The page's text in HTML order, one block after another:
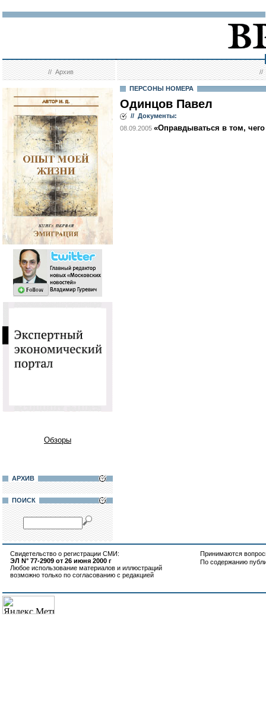
//Архив //
Обзоры
АРХИВ
ПОИСК
ПЕРСОНЫ НОМЕРА
Одинцов Павел
// Документы:
08.09.2005 «Оправдываться в том, чего
Свидетельство о регистрации СМИ:
ЭЛ N° 77-2909 от 26 июня 2000 г
Любое использование материалов и иллюстраций
возможно только по согласованию с редакцией
Принимаются
По содержанию